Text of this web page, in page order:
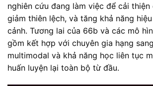
nghiên cứu đang làm việc để cải
giảm thiên lệch, và tăng khả năng
cảnh. Tương lai của 66b và các mô
gồm kết hợp với chuyên gia hạng
multimodal và khả năng học liên tục
huấn luyện lại toàn bộ từ đầu.